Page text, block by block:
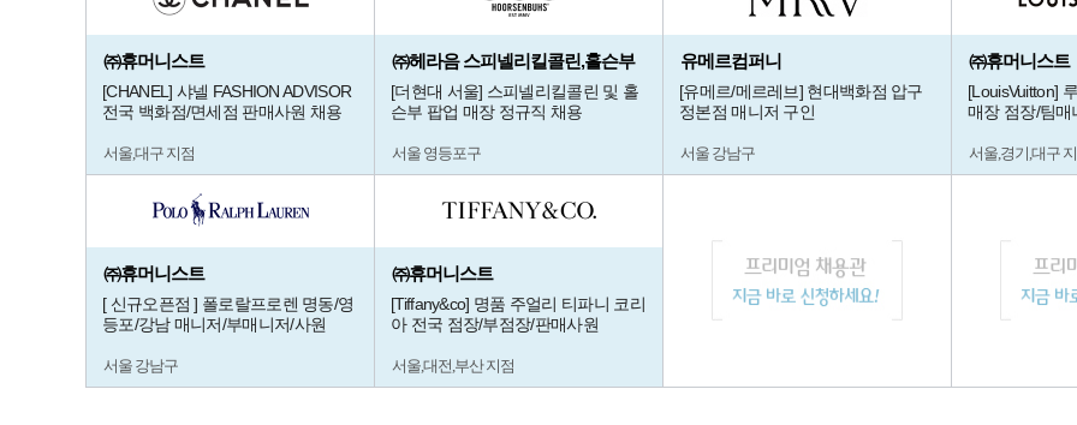
㈜휴머니스트
[CHANEL] 샤넬 FASHION ADVISOR
전국 백화점/면세점 판매사원 채용
서울,대구 지점
㈜헤라음 스피넬리킬콜린,홀슨부
[더현대 서울] 스피넬리킬콜린 및 홀
슨부 팝업 매장 정규직 채용
서울 영등포구
유메르컴퍼니
[유메르/메르레브] 현대백화점 압구
정본점 매니저 구인
서울 강남구
㈜휴머니스트
[LouisVuitton]
매장 점장/팀매
서울,경기,대구
㈜휴머니스트
[ 신규오픈점 ] 폴로랄프로렌 명동/영
등포/강남 매니저/부매니저/사원
서울 강남구
㈜휴머니스트
[Tiffany&co] 명품 주얼리 티파니 코리
아 전국 점장/부점장/판매사원
서울,대전,부산 지점